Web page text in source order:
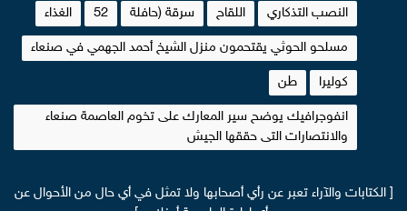
النصب التذكاري اللقاح سرقة (حافلة 52 الغذاء
مسلحو الحوثي يقتحمون منزل الشيخ أحمد الجهمي في صنعاء
كوليرا طن
انفوجرافيك يوضح سير المعارك على تخوم العاصمة صنعاء
والانتصارات التى حققها الجيش
[ الكتابات والآراء تعبر عن رأي أصحابها ولا تمثل في أي حال من الأحوال عن